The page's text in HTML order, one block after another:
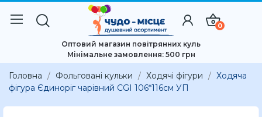
0
Оптовий магазин повітрянних куль
Мінімальне замовлення: 500 грн
Головна Фольговані кульки Ходячі фігури
Ходяча
фігура Єдиноріг чарівний CGI 106*116см УП